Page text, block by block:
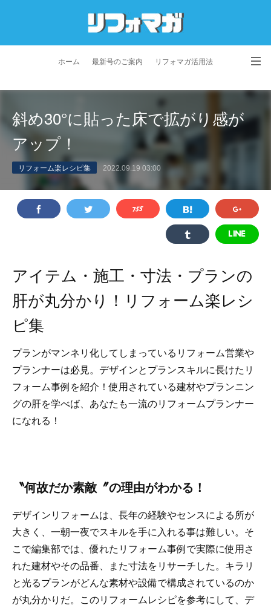
ホーム 最新号のご案内 リフォマガ活用法
特定商取引法に基づく表記
プライバシーポリシー 利用規約 会社概要
斜め30°に貼った床で拡がり感が
アップ！
リフォーム楽レシピ集 2022.09.19 03:00
アイテム・施工・寸法・プランの
肝が丸分かり！リフォーム楽レシ
ピ集
プランがマンネリ化してしまっているリフォーム営業や
プランナーは必見。デザインとプランスキルに長けたリ
フォーム事例を紹介！使用されている建材やプランニン
グの肝を学べば、あなたも一流のリフォームプランナー
になれる！
〝何故だか素敵〞の理由がわかる！
デザインリフォームは、長年の経験やセンスによる所が
大きく、一朝一夜でスキルを手に入れる事は難しい。そ
こで編集部では、優れたリフォーム事例で実際に使用さ
れた建材やその品番、また寸法をリサーチした。キラリ
と光るプランがどんな素材や設備で構成されているのか
が丸分かりだ。このリフォームレシピを参考にして、デ